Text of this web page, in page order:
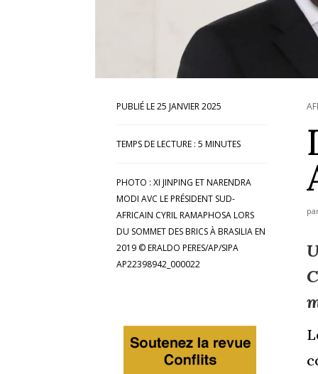
25 JANVIER 2025
TEMPS DE LECTURE : 5 MINUTES
PHOTO : XI JINPING ET NARENDRA
MODI AVC LE PRÉSIDENT SUD-
AFRICAIN CYRIL RAMAPHOSA LORS
DU SOMMET DES BRICS À BRASILIA EN
2019 © ERALDO PERES/AP/SIPA
AP22398942_000022